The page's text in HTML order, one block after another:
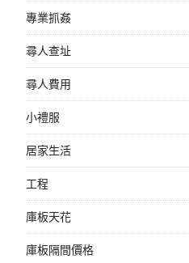
專業抓姦
尋人查址
尋人費用
小禮服
居家生活
工程
庫板天花
庫板隔間價格